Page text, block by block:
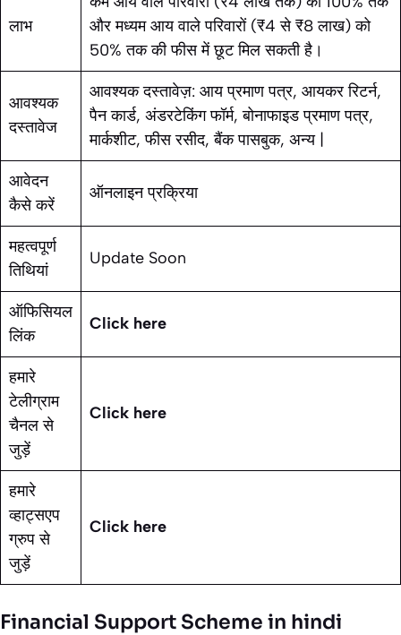
लाभ
और मध्यम आय वाले परिवारों (₹4 से ₹8 लाख) को
50% तक की फीस में छूट मिल सकती है।
आवश्यक
दस्तावेज
आवश्यक दस्तावेज़: आय प्रमाण पत्र, आयकर रिटर्न,
पैन कार्ड, अंडरटेकिंग फॉर्म, बोनाफाइड प्रमाण पत्र,
मार्कशीट, फीस रसीद, बैंक पासबुक, अन्य |
आवेदन
कैसे करें
ऑनलाइन प्रक्रिया
महत्वपूर्ण
तिथियां
Update Soon
ऑफिसियल
लिंक
Click here
हमारे
टेलीग्राम
चैनल से
जुड़ें
Click here
हमारे
व्हाट्सएप
ग्रुप से
जुड़ें
Click here
Financial Support Scheme in hindi